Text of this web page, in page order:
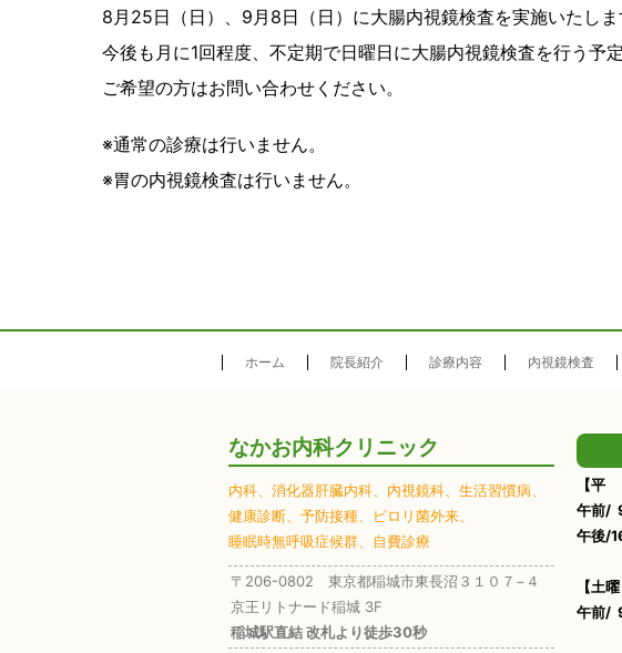
8月25日（日）、9月8日（日）に大腸内視鏡検査を実施いたしま
今後も月に1回程度、不定期で日曜日に大腸内視鏡検査を行う予定
ご希望の方はお問い合わせください。
※通常の診療は行いません。
※胃の内視鏡検査は行いません。
ホーム 院長紹介 診療内容 内視鏡検査
なかお内科クリニック
内科、 消化器肝臓内科、 内視鏡科、 生活習慣病、
健康診断、 予防接種、
ピロリ菌外来、
睡眠時無呼吸症候群、 自費診療
〒206-0802 東京都稲城市東長沼３１０７−４
京王リトナード稲城 3F
稲城駅直結 改札より徒歩30秒
【平
午前/
午後/
【土曜
午前/